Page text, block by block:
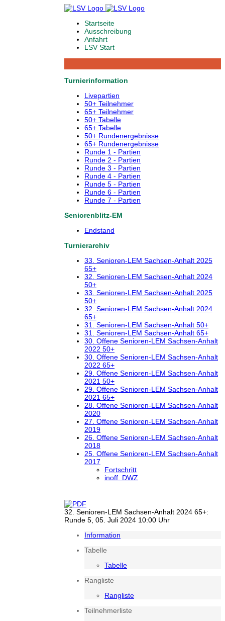
Startseite
Ausschreibung
Anfahrt
LSV Start
Turnierinformation
Livepartien
50+ Teilnehmer
65+ Teilnehmer
50+ Tabelle
65+ Tabelle
50+ Rundenergebnisse
65+ Rundenergebnisse
Runde 1 - Partien
Runde 2 - Partien
Runde 3 - Partien
Runde 4 - Partien
Runde 5 - Partien
Runde 6 - Partien
Runde 7 - Partien
Seniorenblitz-EM
Endstand
Turnierarchiv
33. Senioren-LEM Sachsen-Anhalt 2025
65+
32. Senioren-LEM Sachsen-Anhalt 2024
50+
33. Senioren-LEM Sachsen-Anhalt 2025
50+
32. Senioren-LEM Sachsen-Anhalt 2024
65+
31. Senioren-LEM Sachsen-Anhalt 50+
31. Senioren-LEM Sachsen-Anhalt 65+
30. Offene Senioren-LEM Sachsen-Anhalt
2022 50+
30. Offene Senioren-LEM Sachsen-Anhalt
2022 65+
29. Offene Senioren-LEM Sachsen-Anhalt
2021 50+
29. Offene Senioren-LEM Sachsen-Anhalt
2021 65+
28. Offene Senioren-LEM Sachsen-Anhalt
2020
27. Offene Senioren-LEM Sachsen-Anhalt
2019
26. Offene Senioren-LEM Sachsen-Anhalt
2018
25. Offene Senioren-LEM Sachsen-Anhalt
2017
Fortschritt
inoff. DWZ
32. Senioren-LEM Sachsen-Anhalt 2024 65+:
Runde 5, 05. Juli 2024 10:00 Uhr
Information
Tabelle
Tabelle
Rangliste
Rangliste
Teilnehmerliste